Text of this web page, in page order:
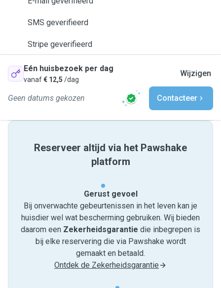
SMS geverifieerd
Stripe geverifieerd
Eén huisbezoek per dag
vanaf€ 12,5 /dag
Wijzigen
Geen datums gekozen Contacteer
Reserveer altijd via het Pawshake
platform
Gerust gevoel
Bij onverwachte gebeurtenissen in het leven kan je
huisdier wel wat bescherming gebruiken. Wij bieden
daarom een Zekerheidsgarantie die inbegrepen is
bij elke reservering die via Pawshake wordt
gemaakt en betaald.
Ontdek de Zekerheidsgarantie